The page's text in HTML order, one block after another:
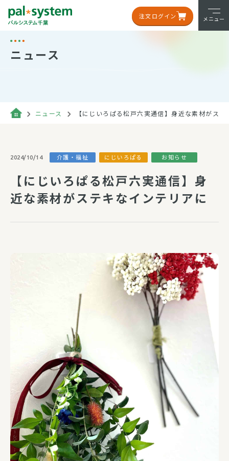
注文ログイン メニュー
ニュース
ニュース 【にじいろぱる松戸六実通信】身近な素材がス
2024/10/14 介護・福祉 にじいろぱる お知らせ
【にじいろぱる松戸六実通信】身
近な素材がステキなインテリアに